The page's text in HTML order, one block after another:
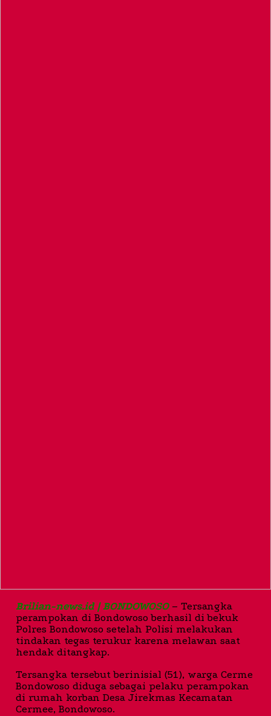
Brilian-news.id | BONDOWOSO – Tersangka
perampokan di Bondowoso berhasil di bekuk
Polres Bondowoso setelah Polisi melakukan
tindakan tegas terukur karena melawan saat
hendak ditangkap.
Tersangka tersebut berinisial (51), warga Cerme
Bondowoso diduga sebagai pelaku perampokan
di rumah korban Desa Jirekmas Kecamatan
Cermee, Bondowoso.